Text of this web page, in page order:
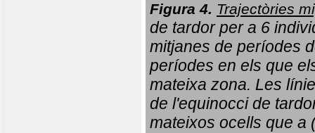
Figura 4. Trajectòries
de tardor per a 6
mitjanes de períodes
períodes en els que
mateixa zona. Les
de l'equinocci de
mateixos ocells que a